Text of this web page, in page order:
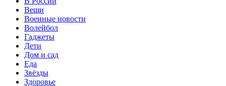
Вещи
Военные новости
Волейбол
Гаджеты
Дети
Дом и сад
Еда
Звёзды
Здоровье